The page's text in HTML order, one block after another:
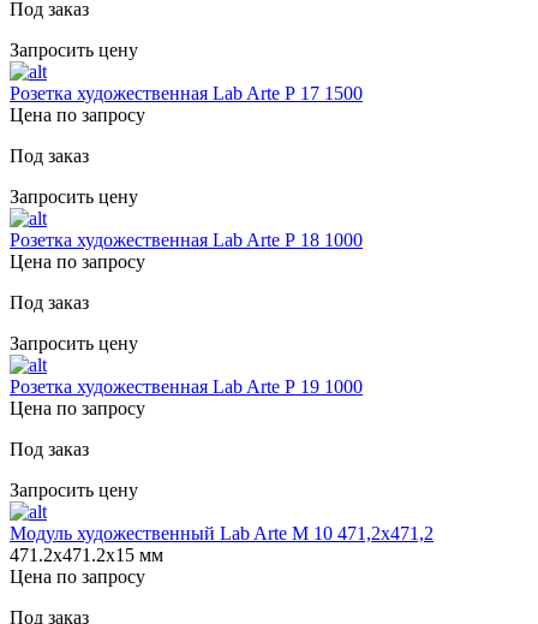
Под заказ
Запросить цену
Розетка художественная Lab Arte Р 17 1500
Цена по запросу
Под заказ
Запросить цену
Розетка художественная Lab Arte Р 18 1000
Цена по запросу
Под заказ
Запросить цену
Розетка художественная Lab Arte Р 19 1000
Цена по запросу
Под заказ
Запросить цену
Модуль художественный Lab Arte М 10 471,2х471,2
471.2х471.2х15 мм
Цена по запросу
Под заказ